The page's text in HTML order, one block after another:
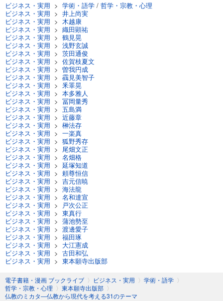
ビジネス・実用 > 学術・語学 / 哲学・宗教・心理
ビジネス・実用 > 井上尚実
ビジネス・実用 > 木越康
ビジネス・実用 > 織田顕祐
ビジネス・実用 > 鶴見晃
ビジネス・実用 > 浅野玄誠
ビジネス・実用 > 茨田通俊
ビジネス・実用 > 佐賀枝夏文
ビジネス・実用 > 曽我円成
ビジネス・実用 > 靍見美智子
ビジネス・実用 > 釆睪晃
ビジネス・実用 > 本多雅人
ビジネス・実用 > 冨岡量秀
ビジネス・実用 > 五島満
ビジネス・実用 > 近藤章
ビジネス・実用 > 榊法存
ビジネス・実用 > 一楽真
ビジネス・実用 > 狐野秀存
ビジネス・実用 > 尾畑文正
ビジネス・実用 > 名畑格
ビジネス・実用 > 延塚知道
ビジネス・実用 > 頼尊恒信
ビジネス・実用 > 吉元信暁
ビジネス・実用 > 海法龍
ビジネス・実用 > 名和達宣
ビジネス・実用 >
戸次公正
ビジネス・実用 > 東真行
ビジネス・実用 > 蒲池勢至
ビジネス・実用 > 渡邊愛子
ビジネス・実用 > 福田琢
ビジネス・実用 > 大江憲成
ビジネス・実用 > 古田和弘
ビジネス・実用 > 東本願寺出版部
電子書籍・漫画 ブックライブ 〉 ビジネス・実用 〉 学術・語学 〉
哲学・宗教・心理 〉 東本願寺出版部 〉
仏教のミカタ―仏教から現代を考える31のテーマ